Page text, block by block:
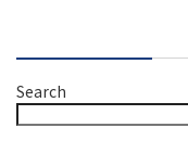
Search